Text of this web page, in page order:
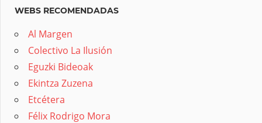
WEBS RECOMENDADAS
Al Margen
Colectivo La Ilusión
Eguzki Bideoak
Ekintza Zuzena
Etcétera
Félix Rodrigo Mora